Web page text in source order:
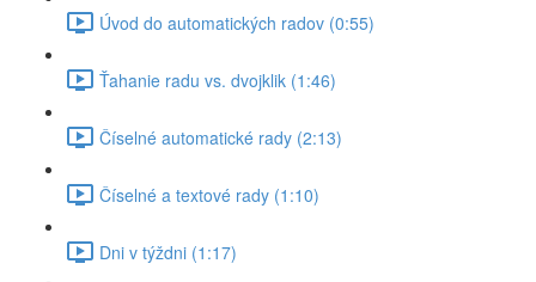
Úvod do automatických radov (0:55)
Ťahanie radu vs. dvojklik (1:46)
Číselné automatické rady (2:13)
Číselné a textové rady (1:10)
Dni v týždni (1:17)